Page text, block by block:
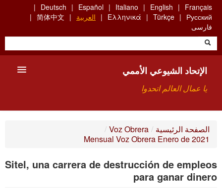
Skip
main
content
Français
English
Italiano
Español
Deutsch
Русский
Türkçe
Ελληνικά العربية
简体中文
فارسی
الإتحاد الشيوعي الأممي
يا عمال العالم اتحدوا
من نحن؟
بحث
الصفحة الرئيسية /
Voz Obrera
/
Mensual Voz Obrera Enero de 2021
Sitel, una carrera de destrucción de empleos
para ganar dinero